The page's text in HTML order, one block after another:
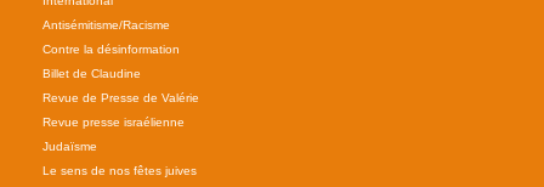
Antisémitisme/Racisme
Contre la désinformation
Billet de Claudine
Revue de Presse de Valérie
Revue presse israélienne
Judaïsme
Le sens de nos fêtes juives